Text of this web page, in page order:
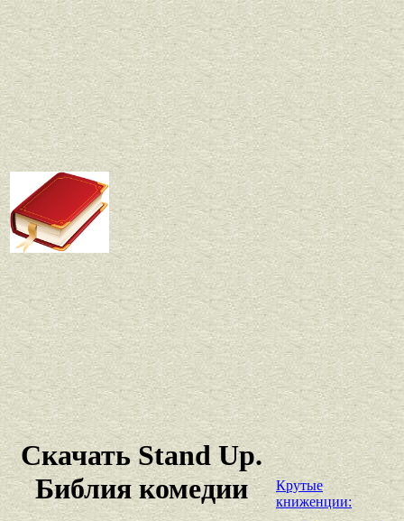
Скачать Stand Up.
Библия комедии
Крутые
книженции: